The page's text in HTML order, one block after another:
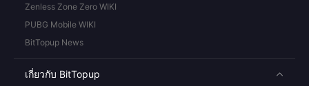
Zenless Zone Zero WIKI
PUBG Mobile WIKI
BitTopup News
เกี่ยวกับ BitTopup